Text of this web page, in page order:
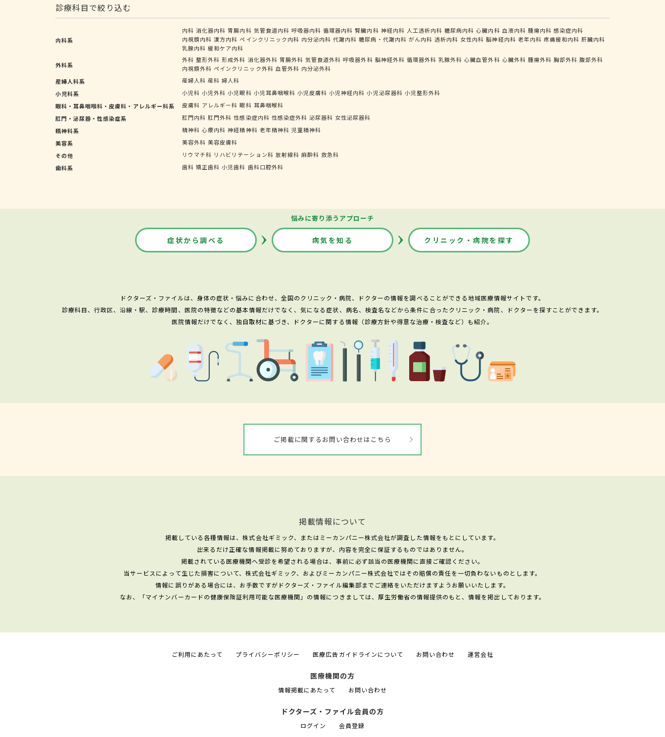
診療科目で絞り込む
内科系
内科 消化器内科 胃腸内科 気管食道内科 呼吸器内科 循環器内科 腎臓内科 神経内科 人工透析内科 糖尿病内科 心臓内科 血液内科 腫瘍内科 感染症内科
内視鏡内科 漢方内科 ペインクリニック内科 内分泌内科 代謝内科 糖尿病・代謝内科 がん内科 透析内科 女性内科 脳神経内科 老年内科 疼痛緩和内科 肝臓内科
乳腺内科 緩和ケア内科
外科系
外科 整形外科 形成外科 消化器外科 胃腸外科 気管食道外科 呼吸器外科 脳神経外科 循環器外科 乳腺外科 心臓血管外科 心臓外科 腫瘍外科 胸部外科 腹部外科
内視鏡外科 ペインクリニック外科 血管外科 内分泌外科
産婦人科系
産婦人科 産科 婦人科
小児科系
小児科 小児外科 小児眼科 小児耳鼻咽喉科 小児皮膚科 小児神経内科 小児泌尿器科 小児整形外科
眼科・耳鼻咽喉科・皮膚科・アレルギー科系
皮膚科 アレルギー科 眼科 耳鼻咽喉科
肛門・泌尿器・性感染症系
肛門内科 肛門外科 性感染症内科 性感染症外科 泌尿器科 女性泌尿器科
精神科系
精神科 心療内科 神経精神科 老年精神科 児童精神科
美容系
美容外科 美容皮膚科
その他
リウマチ科 リハビリテーション科 放射線科 麻酔科 救急科
歯科系
歯科 矯正歯科 小児歯科 歯科口腔外科
悩みに寄り添うアプローチ
症状から調べる 病気を知る クリニック・病院を探す
ドクターズ・ファイルは、身体の症状・悩みに合わせ、全国のクリニック・病院、ドクターの情報を調べることができる地域医療情報サイトです。
診療科目、行政区、沿線・駅、診療時間、医院の特徴などの基本情報だけでなく、気になる症状、病名、検査名などから条件に合ったクリニック・病院、ドクターを探すことができます。
医院情報だけでなく、独自取材に基づき、ドクターに関する情報（診療方針や得意な治療・検査など）も紹介。
ご掲載に関するお問い合わせはこちら
掲載情報について
掲載している各種情報は、株式会社ギミック、またはミーカンパニー株式会社が調査した情報をもとにしています。
出来るだけ正確な情報掲載に努めておりますが、内容を完全に保証するものではありません。
掲載されている医療機関へ受診を希望される場合は、事前に必ず該当の医療機関に直接ご確認ください。
当サービスによって生じた損害について、株式会社ギミック、およびミーカンパニー株式会社ではその賠償の責任を一切負わないものとします。
情報に誤りがある場合には、お手数ですがドクターズ・ファイル編集部までご連絡をいただけますようお願いいたします。
なお、「マイナンバーカードの健康保険証利用可能な医療機関」の情報につきましては、厚生労働省の情報提供のもと、情報を掲出しております。
ご利用にあたって プライバシーポリシー 医療広告ガイドラインについて お問い合わせ 運営会社
医療機関の方
情報掲載にあたって お問い合わせ
ドクターズ・ファイル会員の方
ログイン 会員登録